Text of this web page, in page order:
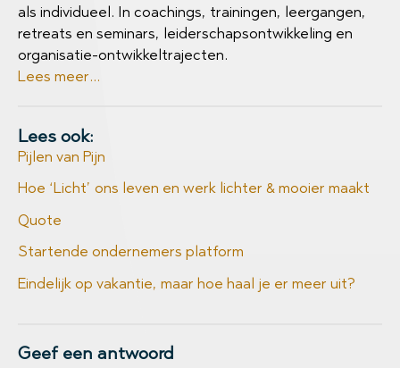
als individueel. In coachings, trainingen, leergangen,
retreats en seminars, leiderschapsontwikkeling en
organisatie-ontwikkeltrajecten.
Lees meer...
Lees ook:
Pijlen van Pijn
Hoe ‘Licht’ ons leven en werk lichter & mooier maakt
Quote
Startende ondernemers platform
Eindelijk op vakantie, maar hoe haal je er meer uit?
Geef een antwoord